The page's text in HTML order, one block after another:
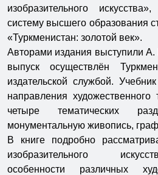
изобразительного
систему высшего образования
«Туркменистан: золотой век».
Авторами издания выступили
выпуск осуществлён
издательской службой.
направления художественного
четыре тематических
монументальную живопись,
В книге подробно
изобразительного
особенности различных